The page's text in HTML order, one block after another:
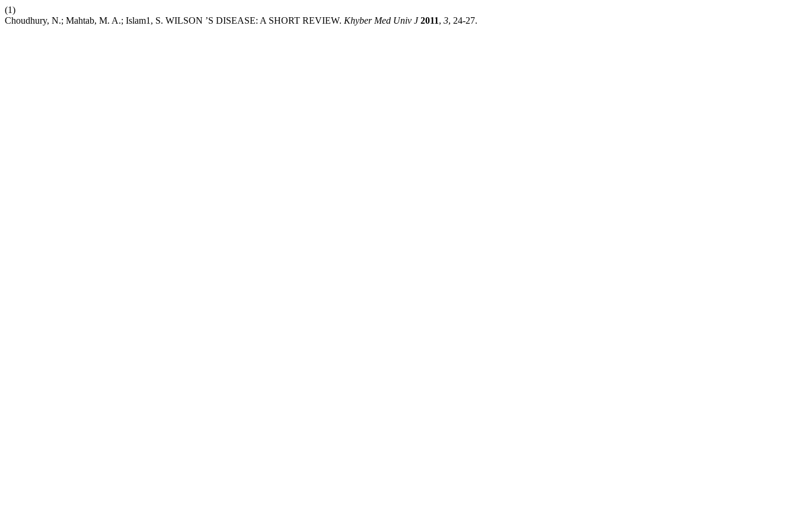
(1)
Choudhury, N.; Mahtab, M. A.; Islam1, S. WILSON ’S DISEASE: A SHORT REVIEW. Khyber Med Univ J 2011, 3, 24-27.